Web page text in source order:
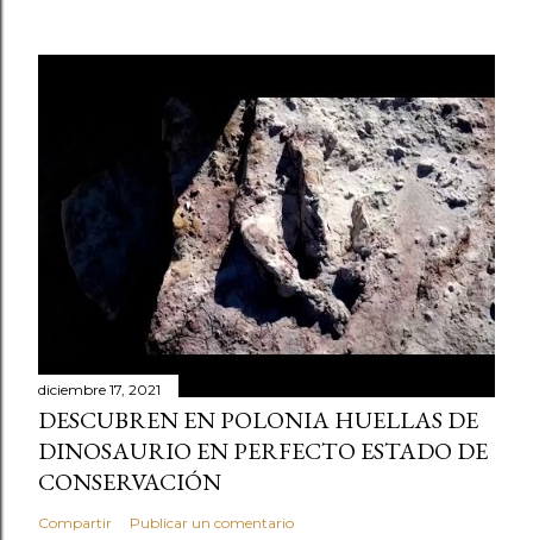
diciembre 17, 2021
DESCUBREN EN POLONIA HUELLAS DE
DINOSAURIO EN PERFECTO ESTADO DE
CONSERVACIÓN
Compartir Publicar un comentario